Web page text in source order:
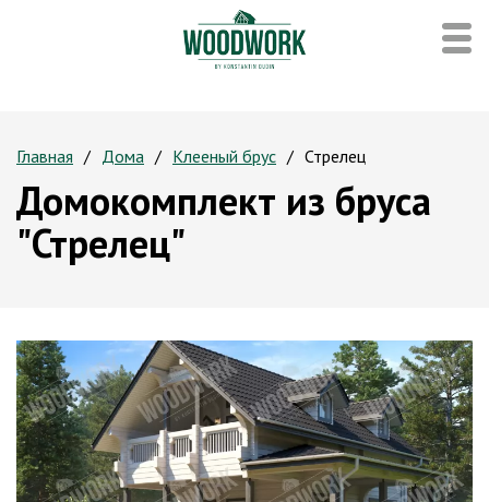
Главная Дома Клееный брус Стрелец
Домокомплект из бруса
"Стрелец"